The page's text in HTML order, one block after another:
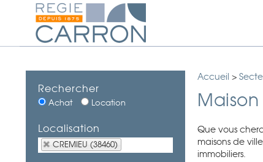
Rechercher
Achat Location
Localisation
CREMIEU (38460)
Accueil >
Maison
Que vous
maisons de
immobiliers.